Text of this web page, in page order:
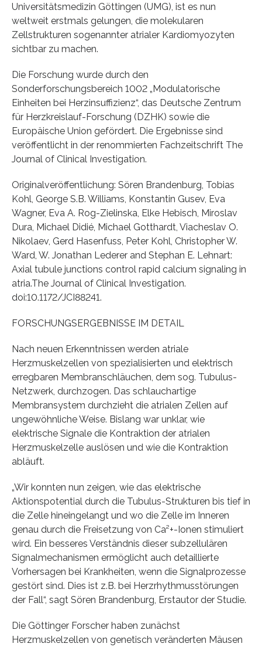
Universitätsmedizin Göttingen (UMG), ist es nun
weltweit erstmals gelungen, die molekularen
Zellstrukturen sogenannter atrialer Kardiomyozyten
sichtbar zu machen.
Die Forschung wurde durch den
Sonderforschungsbereich 1002 „Modulatorische
Einheiten bei Herzinsuffizienz“, das Deutsche Zentrum
für Herzkreislauf-Forschung (DZHK) sowie die
Europäische Union gefördert. Die Ergebnisse sind
veröffentlicht in der renommierten Fachzeitschrift The
Journal of Clinical Investigation.
Originalveröffentlichung: Sören Brandenburg, Tobias
Kohl, George S.B. Williams, Konstantin Gusev, Eva
Wagner, Eva A. Rog-Zielinska, Elke Hebisch, Miroslav
Dura, Michael Didié, Michael Gotthardt, Viacheslav O.
Nikolaev, Gerd Hasenfuss, Peter Kohl, Christopher W.
Ward, W. Jonathan Lederer and Stephan E. Lehnart:
Axial tubule junctions control rapid calcium signaling in
atria.The Journal of Clinical Investigation.
doi:10.1172/JCI88241.
FORSCHUNGSERGEBNISSE IM DETAIL
Nach neuen Erkenntnissen werden atriale
Herzmuskelzellen von spezialisierten und elektrisch
erregbaren Membranschläuchen, dem sog. Tubulus-
Netzwerk, durchzogen. Das schlauchartige
Membransystem durchzieht die atrialen Zellen auf
ungewöhnliche Weise. Bislang war unklar, wie
elektrische Signale die Kontraktion der atrialen
Herzmuskelzelle auslösen und wie die Kontraktion
abläuft.
„Wir konnten nun zeigen, wie das elektrische
Aktionspotential durch die Tubulus-Strukturen bis tief in
die Zelle hineingelangt und wo die Zelle im Inneren
genau durch die Freisetzung von Ca²+-Ionen stimuliert
wird. Ein besseres Verständnis dieser subzellulären
Signalmechanismen ermöglicht auch detaillierte
Vorhersagen bei Krankheiten, wenn die Signalprozesse
gestört sind. Dies ist z.B. bei Herzrhythmusstörungen
der Fall“, sagt Sören Brandenburg, Erstautor der Studie.
Die Göttinger Forscher haben zunächst
Herzmuskelzellen von genetisch veränderten Mäusen